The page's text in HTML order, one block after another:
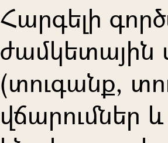
Հարգելի
ժամկետային
(տուգանք,
վճարումներ